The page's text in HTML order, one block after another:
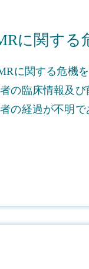
に関す
に関する危機
の臨床情報及
の経過が不明で